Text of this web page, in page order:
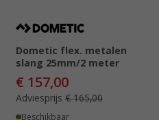
Dometic flex. metalen
slang 25mm/2 meter
€ 157,00
Adviesprijs € 165,00
Beschikbaar